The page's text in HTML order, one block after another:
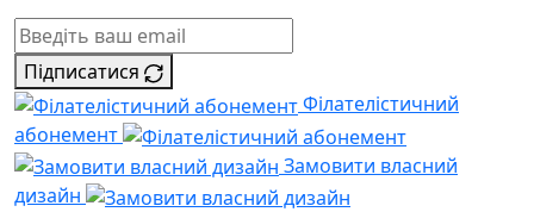
Підписатися
Філателістичний
абонемент
Замовити власний
дизайн